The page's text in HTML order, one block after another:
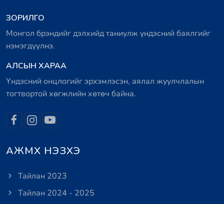
ЗОРИЛГО
Монгол брэндийг дэлхийд таниулж үндэсний баялгийг
нэмэгдүүлнэ.
АЛСЫН ХАРАА
Үндэсний онцлогийг эрхэмлэсэн, аялал жуулчлалын
тогтвортой хөгжлийн хөтөч байна.
АЖМХ НЭЗХЭ
Тайлан 2023
Тайлан 2024 - 2025